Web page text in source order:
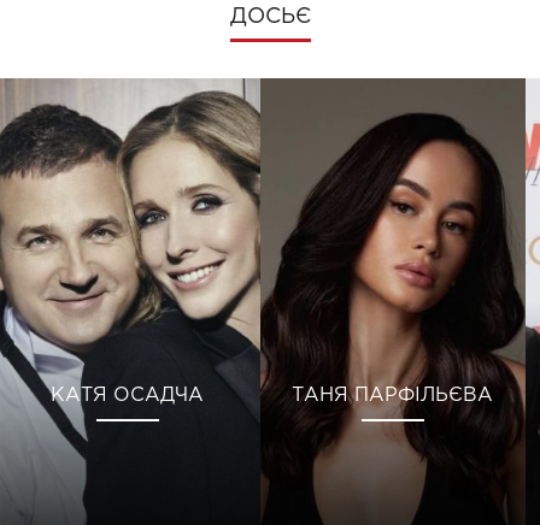
ДОСЬЄ
КАТЯ ОСАДЧА ТАНЯ ПАРФІЛЬЄВА